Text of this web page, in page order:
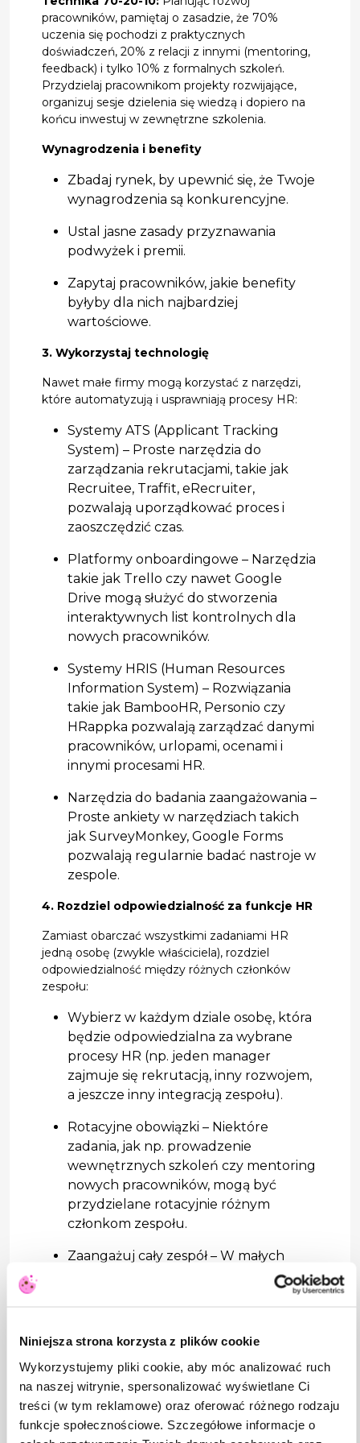
Niniejsza strona korzysta z plików cookie
Wykorzystujemy pliki cookie, aby móc analizować ruch
na naszej witrynie, spersonalizować wyświetlane Ci
treści (w tym reklamowe) oraz oferować różnego rodzaju
funkcje społecznościowe. Szczegółowe informacje o
pracowników, pamiętaj o zasadzie, że 70%
uczenia się pochodzi z praktycznych
doświadczeń, 20% z relacji z innymi (mentoring,
feedback) i tylko 10% z formalnych szkoleń.
Przydzielaj pracownikom projekty rozwijające,
organizuj sesje dzielenia się wiedzą i dopiero na
końcu inwestuj w zewnętrzne szkolenia.
Wynagrodzenia i benefity
Zbadaj rynek, by upewnić się, że Twoje
wynagrodzenia są konkurencyjne.
Ustal jasne zasady przyznawania
podwyżek i premii.
Zapytaj pracowników, jakie benefity
byłyby dla nich najbardziej
wartościowe.
3. Wykorzystaj technologię
Nawet małe firmy mogą korzystać z narzędzi,
które automatyzują i usprawniają procesy HR:
Systemy ATS (Applicant Tracking
System) – Proste narzędzia do
zarządzania rekrutacjami, takie jak
Recruitee, Traffit, eRecruiter,
pozwalają uporządkować proces i
zaoszczędzić czas.
Platformy onboardingowe – Narzędzia
takie jak Trello czy nawet Google
Drive mogą służyć do stworzenia
interaktywnych list kontrolnych dla
nowych pracowników.
Systemy HRIS (Human Resources
Information System) – Rozwiązania
takie jak BambooHR, Personio czy
HRappka pozwalają zarządzać danymi
pracowników, urlopami, ocenami i
innymi procesami HR.
Narzędzia do badania zaangażowania –
Proste ankiety w narzędziach takich
jak SurveyMonkey, Google Forms
pozwalają regularnie badać nastroje w
zespole.
4. Rozdziel odpowiedzialność za funkcje HR
Zamiast obarczać wszystkimi zadaniami HR
jedną osobę (zwykle właściciela), rozdziel
odpowiedzialność między różnych członków
zespołu:
Wybierz w każdym dziale osobę, która
będzie odpowiedzialna za wybrane
procesy HR (np. jeden manager
zajmuje się rekrutacją, inny rozwojem,
a jeszcze inny integracją zespołu).
Rotacyjne obowiązki – Niektóre
zadania, jak np. prowadzenie
wewnętrznych szkoleń czy mentoring
nowych pracowników, mogą być
przydzielane rotacyjnie różnym
członkom zespołu.
Zaangażuj cały zespół – W małych
firmach warto włączać pracowników w
współtworzenie programów
rozwojowych.
Moment wejścia HR – kiedy potrzebujesz
dedykowanego specjalisty?
Jak rozpoznać moment, w którym Twoja firma